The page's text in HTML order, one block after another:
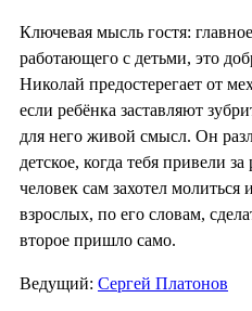
Ключевая мысль гостя:
работающего с детьми, это
Николай предостерегает от
если ребёнка заставляют
для него живой смысл. Он
детское, когда тебя привели
человек сам захотел молиться
взрослых, по его словам,
второе пришло само.
Ведущий: Сергей Платонов